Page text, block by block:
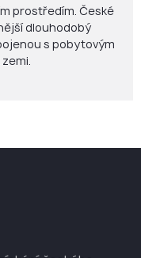
prostředím. České
dlouhodobý
s pobytovým